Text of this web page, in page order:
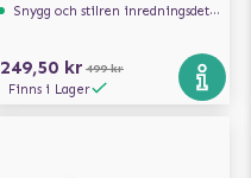
Snygg och stilren inredningsdetalj
249,50 kr 499 kr
Finns i Lager